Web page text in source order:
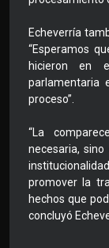
Echeverría
“Esperamos
hicieron en
parlamentaria
proceso”.
“La
necesaria,
promover la
hechos que
concluyó